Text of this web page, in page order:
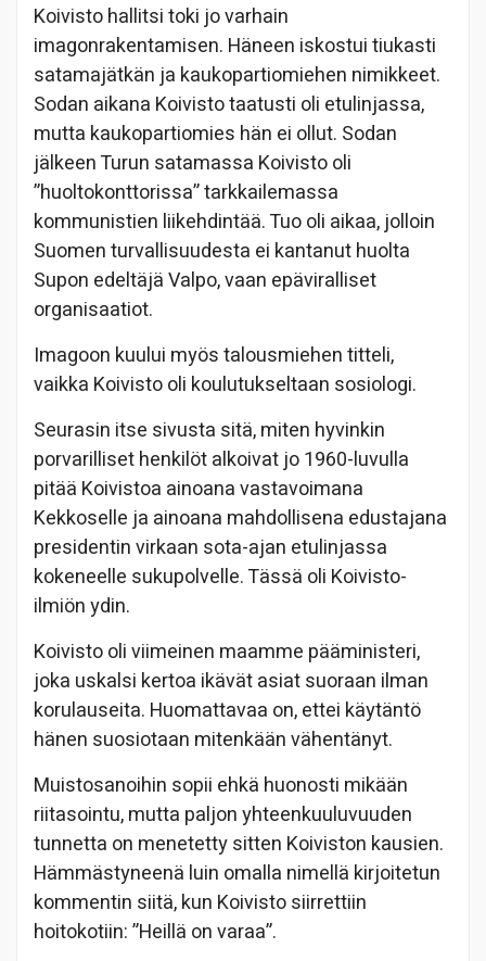
Koivisto hallitsi toki jo varhain
imagonrakentamisen. Häneen iskostui tiukasti
satamajätkän ja kaukopartiomiehen nimikkeet.
Sodan aikana Koivisto taatusti oli etulinjassa,
mutta kaukopartiomies hän ei ollut. Sodan
jälkeen Turun satamassa Koivisto oli
”huoltokonttorissa” tarkkailemassa
kommunistien liikehdintää. Tuo oli aikaa, jolloin
Suomen turvallisuudesta ei kantanut huolta
Supon edeltäjä Valpo, vaan epäviralliset
organisaatiot.
Imagoon kuului myös talousmiehen titteli,
vaikka Koivisto oli koulutukseltaan sosiologi.
Seurasin itse sivusta sitä, miten hyvinkin
porvarilliset henkilöt alkoivat jo 1960-luvulla
pitää Koivistoa ainoana vastavoimana
Kekkoselle ja ainoana mahdollisena edustajana
presidentin virkaan sota-ajan etulinjassa
kokeneelle sukupolvelle. Tässä oli Koivisto-
ilmiön ydin.
Koivisto oli viimeinen maamme pääministeri,
joka uskalsi kertoa ikävät asiat suoraan ilman
korulauseita. Huomattavaa on, ettei käytäntö
hänen suosiotaan mitenkään vähentänyt.
Muistosanoihin sopii ehkä huonosti mikään
riitasointu, mutta paljon yhteenkuuluvuuden
tunnetta on menetetty sitten Koiviston kausien.
Hämmästyneenä luin omalla nimellä kirjoitetun
kommentin siitä, kun Koivisto siirrettiin
hoitokotiin: ”Heillä on varaa”.